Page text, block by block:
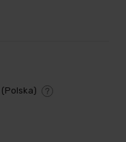
(Polska)